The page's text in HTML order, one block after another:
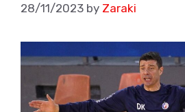
28/11/2023 by Zaraki